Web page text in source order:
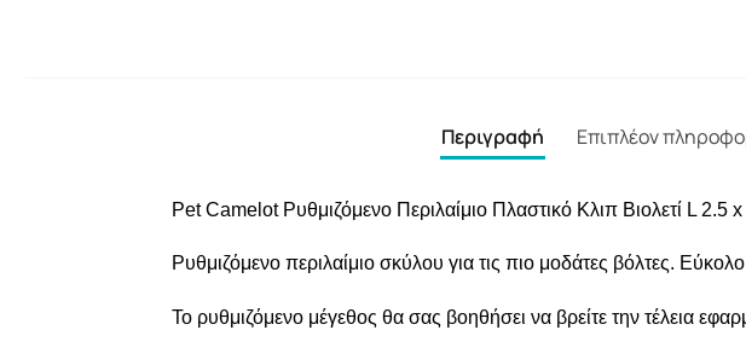
Περιγραφή Επιπλέον
Pet Camelot Ρυθμιζόμενο Περιλαίμιο Πλαστικό Κλιπ Βιολετί L 2.5
Ρυθμιζόμενο περιλαίμιο σκύλου για τις πιο μοδάτες βόλτες.
Το ρυθμιζόμενο μέγεθος θα σας βοηθήσει να βρείτε την τέλεια